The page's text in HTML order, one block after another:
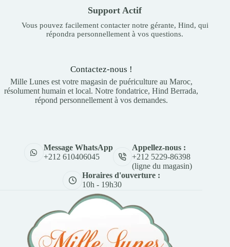
Support Actif
Vous pouvez facilement contacter notre gérante, Hind, qui
répondra personnellement à vos questions.
Contactez-nous !
Mille Lunes est votre magasin de puériculture au Maroc,
résolument humain et local. Notre fondatrice, Hind Berrada,
répond personnellement à vos demandes.
Message WhatsApp
+212 610406045
Appellez-nous :
+212 5229-86398
(ligne du magasin)
Horaires d'ouverture :
10h - 19h30